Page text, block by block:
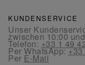
KUNDENSERVICE
Unser
zwischen 10:00
Telefon:+33 1 49
Per WhatsApp:+33
Per E-Mail